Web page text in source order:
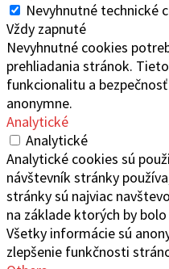
Nevyhnutné technické
Vždy zapnuté
Nevyhnutné cookies
prehliadania stránok.
funkcionalitu a
anonymne.
Analytické
Analytické
Analytické cookies sú
návštevník stránky
stránky sú najviac
na základe ktorých by
Všetky informácie sú
zlepšenie funkčnosti